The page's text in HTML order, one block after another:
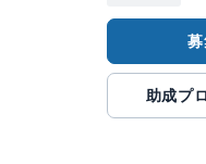
助成プ